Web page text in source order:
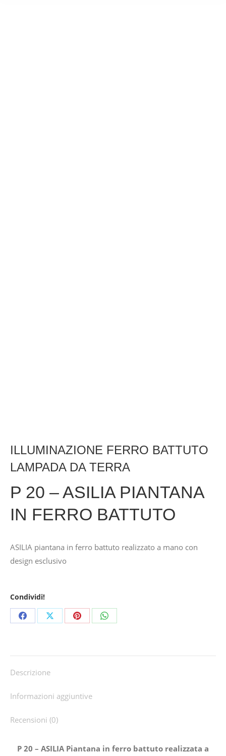
ILLUMINAZIONE FERRO BATTUTO
LAMPADA DA TERRA
P 20 – ASILIA PIANTANA
IN FERRO BATTUTO
ASILIA piantana in ferro battuto realizzato a mano con
design esclusivo
Condividi!
Share Share Share Share
Descrizione
Informazioni aggiuntive
Recensioni (0)
P 20 – ASILIA Piantana in ferro battuto realizzata a